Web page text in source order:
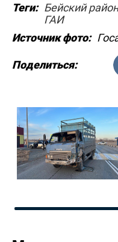
Теги: Бейский район
ГАИ
Источник фото:
Поделиться: